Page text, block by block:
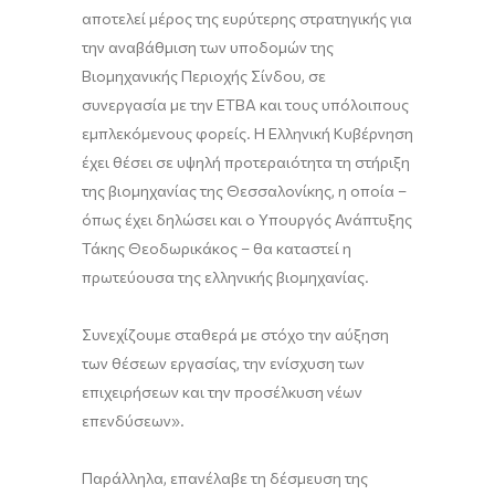
αποτελεί μέρος της ευρύτερης στρατηγικής για
την αναβάθμιση των υποδομών της
Βιομηχανικής Περιοχής Σίνδου, σε
συνεργασία με την ΕΤΒΑ και τους υπόλοιπους
εμπλεκόμενους φορείς. Η Ελληνική Κυβέρνηση
έχει θέσει σε υψηλή προτεραιότητα τη στήριξη
της βιομηχανίας της Θεσσαλονίκης, η οποία –
όπως έχει δηλώσει και ο Υπουργός Ανάπτυξης
Τάκης Θεοδωρικάκος – θα καταστεί η
πρωτεύουσα της ελληνικής βιομηχανίας.
Συνεχίζουμε σταθερά με στόχο την αύξηση
των θέσεων εργασίας, την ενίσχυση των
επιχειρήσεων και την προσέλκυση νέων
επενδύσεων».
Παράλληλα, επανέλαβε τη δέσμευση της